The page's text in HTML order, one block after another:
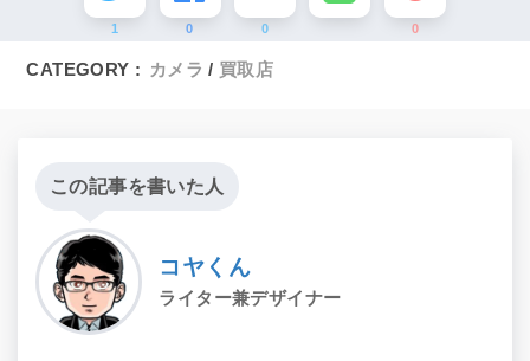
1 0 0 0
CATEGORY : カメラ 買取店
この記事を書いた人
コヤくん
ライター兼デザイナー